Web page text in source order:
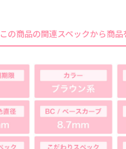
この商品の関連スペックから商品